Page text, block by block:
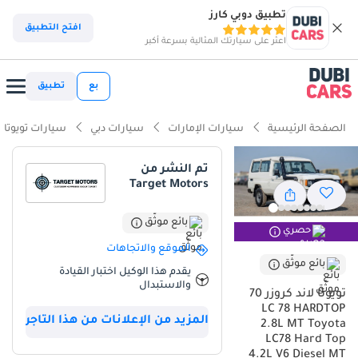
تطبيق دوبي كارز
اعثر على سيارتك المثالية بسرعة أكبر
افتح التطبيق
بع تطبيق
الصفحة الرئيسية سيارات الإمارات سيارات دبي سيارات تويوتا
حصري
بائع موثّق
تويوتا لاند كروزر 70
LC 78 HARDTOP
2.8L MT Toyota
LC78 Hard Top
تم النشر من
Target Motors
بائع موثّق
الموقع والاتجاهات
يقدم هذا الوكيل اختبار القيادة
والاستبدال
المزيد من الإعلانات من هذا التاجر
ذكاء دوبي كارز
ذكاء دوبيكارز
قدرات دفع رباعي حقيقية
أقل معدل انخفاض في القيمة في الفئة
أكبر سعة وقود في فئتها
ملخص
الأمثل لمن يبحث عن الصلابة والاعتمادية المطلقة في منطقة الخليج،
حيث يجمع هذا الموديل الأحدث بين الإرث التاريخي والتحسينات الميكانيكية